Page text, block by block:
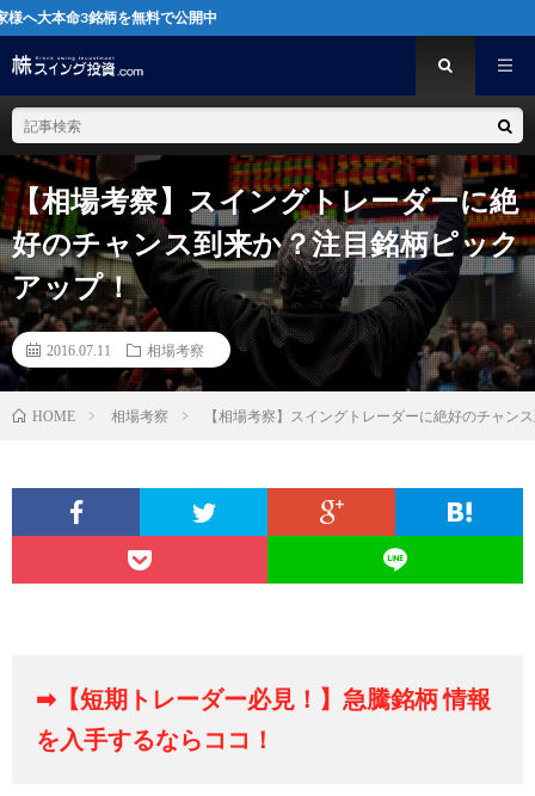
柄を無料で公開中
【相場考察】スイングトレーダーに絶
好のチャンス到来か？注目銘柄ピック
アップ！
2016.07.11 相場考察
HOME 相場考察 【相場考察】スイングトレーダーに絶好のチャン
➡【短期トレーダー必見！】急騰銘柄 情報
を入手するならココ！